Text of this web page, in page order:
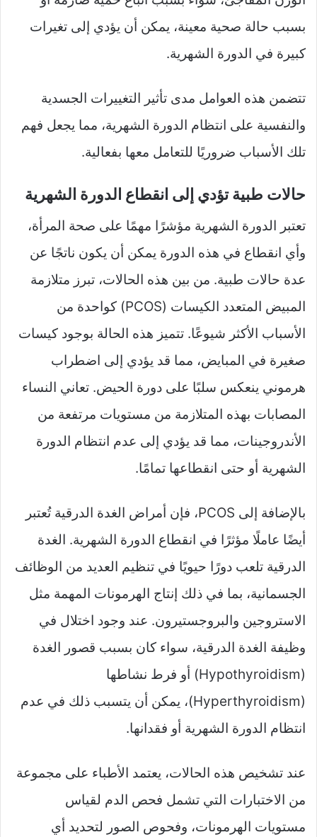
بسبب حالة صحية معينة، يمكن أن يؤدي إلى تغيرات
كبيرة في الدورة الشهرية.
تتضمن هذه العوامل مدى تأثير التغييرات الجسدية
والنفسية على انتظام الدورة الشهرية، مما يجعل فهم
تلك الأسباب ضروريًا للتعامل معها بفعالية.
حالات طبية تؤدي إلى انقطاع الدورة الشهرية
تعتبر الدورة الشهرية مؤشرًا مهمًا على صحة المرأة،
وأي انقطاع في هذه الدورة يمكن أن يكون ناتجًا عن
عدة حالات طبية. من بين هذه الحالات، تبرز متلازمة
المبيض المتعدد الكيسات (PCOS) كواحدة من
الأسباب الأكثر شيوعًا. تتميز هذه الحالة بوجود كيسات
صغيرة في المبايض، مما قد يؤدي إلى اضطراب
هرموني ينعكس سلبًا على دورة الحيض. تعاني النساء
المصابات بهذه المتلازمة من مستويات مرتفعة من
الأندروجينات، مما قد يؤدي إلى عدم انتظام الدورة
الشهرية أو حتى انقطاعها تمامًا.
بالإضافة إلى PCOS، فإن أمراض الغدة الدرقية تُعتبر
أيضًا عاملًا مؤثرًا في انقطاع الدورة الشهرية. الغدة
الدرقية تلعب دورًا حيويًا في تنظيم العديد من الوظائف
الجسمانية، بما في ذلك إنتاج الهرمونات المهمة مثل
الاستروجين والبروجستيرون. عند وجود اختلال في
وظيفة الغدة الدرقية، سواء كان بسبب قصور الغدة
(Hypothyroidism) أو فرط نشاطها
(Hyperthyroidism)، يمكن أن يتسبب ذلك في عدم
انتظام الدورة الشهرية أو فقدانها.
عند تشخيص هذه الحالات، يعتمد الأطباء على مجموعة
من الاختبارات التي تشمل فحص الدم لقياس
مستويات الهرمونات، وفحوص الصور لتحديد أي